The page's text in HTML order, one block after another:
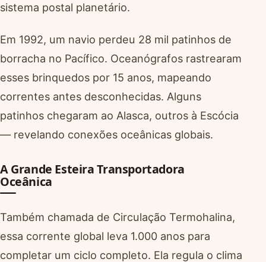
sistema postal planetário.
Em 1992, um navio perdeu 28 mil patinhos de
borracha no Pacífico. Oceanógrafos rastrearam
esses brinquedos por 15 anos, mapeando
correntes antes desconhecidas. Alguns
patinhos chegaram ao Alasca, outros à Escócia
— revelando conexões oceânicas globais.
A Grande Esteira Transportadora
Oceânica
Também chamada de Circulação Termohalina,
essa corrente global leva 1.000 anos para
completar um ciclo completo. Ela regula o clima